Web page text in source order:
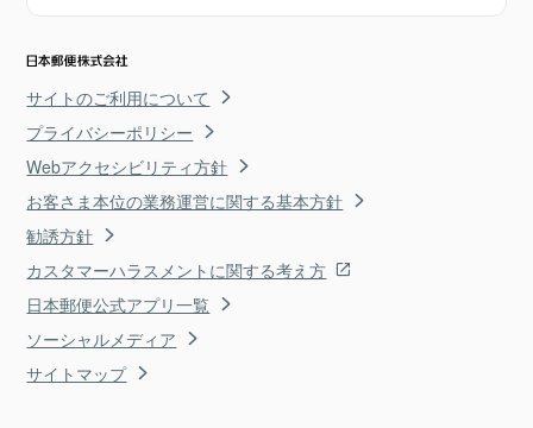
サイトのご利用について
プライバシーポリシー
Webアクセシビリティ方針
お客さま本位の業務運営に関する基本方針
勧誘方針
カスタマーハラスメントに関する考え方
日本郵便公式アプリ一覧
ソーシャルメディア
サイトマップ